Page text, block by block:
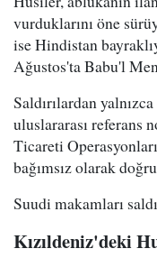
vurduklarını öne
ise Hindistan
Ağustos'ta Babu'l
Saldırılardan
uluslararası referans
Ticareti
bağımsız olarak
Suudi makamları
Kızıldeniz'deki